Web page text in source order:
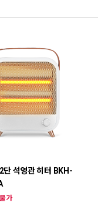
단 석영관 히터 BKH-
가